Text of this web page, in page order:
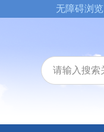
无障碍浏览